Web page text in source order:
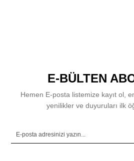
E-BÜLTEN
Hemen E-posta listemize kayıt ol,
yenilikler ve duyuruları ilk